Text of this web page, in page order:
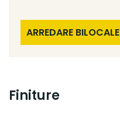
ARREDARE BILOCALE
Finiture